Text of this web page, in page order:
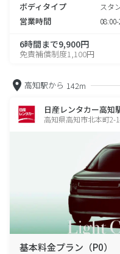
ボディタイプ スタ
営業時間
6時間まで9,900円
免責補償制度1,100円
高知駅から 142m
日産レンタカー高知
高知県高知市北本町2-
基本料金プラン（P0）